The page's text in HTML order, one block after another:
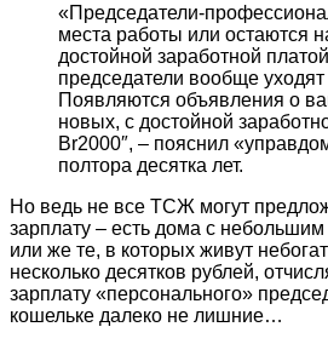
«Председатели-
места работы или остаются
достойной заработной
председатели вообще
Появляются объявления о
новых, с достойной
Br2000″, – пояснил
полтора десятка лет.
Но ведь не все ТСЖ могут
зарплату – есть дома с
или же те, в которых живут
несколько десятков рублей,
зарплату «персонального»
кошельке далеко не лишние…